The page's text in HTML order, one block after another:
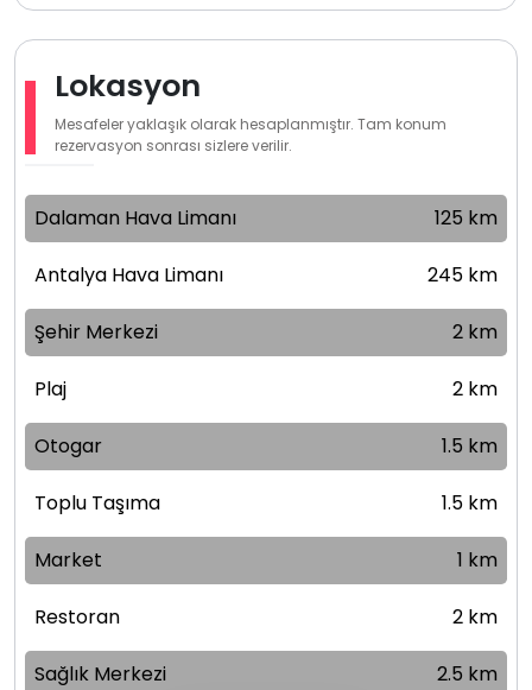
Lokasyon
Mesafeler yaklaşık olarak hesaplanmıştır. Tam konum
rezervasyon sonrası sizlere verilir.
Dalaman Hava Limanı 125 km
Antalya Hava Limanı 245 km
Şehir Merkezi 2 km
Plaj 2 km
Otogar 1.5 km
Toplu Taşıma 1.5 km
Market 1 km
Restoran 2 km
Sağlık Merkezi 2.5 km